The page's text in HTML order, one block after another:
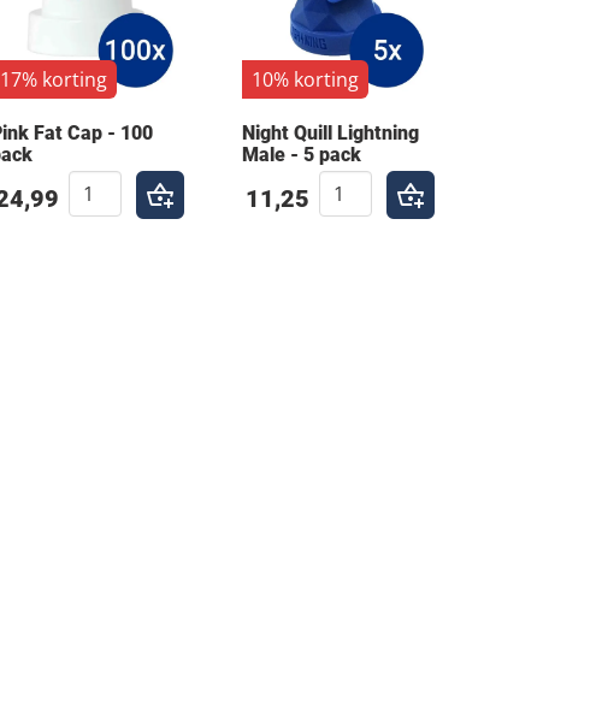
17% korting
Fat Cap - 100
10% korting
Night Quill Lightning
Male - 5 pack
11,25